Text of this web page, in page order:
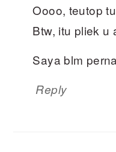
Oooo, teutop
Btw, itu pliek u
Saya blm
Reply